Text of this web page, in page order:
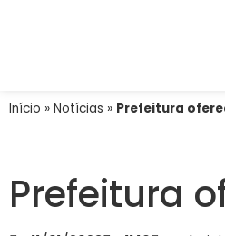
Início » Notícias » Prefeitura
Prefeitura